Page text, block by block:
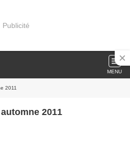
Publicité
MENU
2011
2011